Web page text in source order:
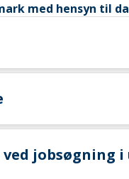
med hensyn til
jobsøgning